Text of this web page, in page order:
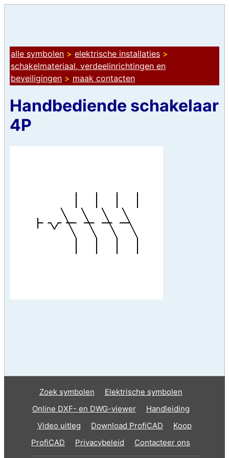
alle symbolen > elektrische installaties >
schakelmateriaal, verdeelinrichtingen en
beveiligingen > maak contacten
Handbediende schakelaar
4P
Zoek symbolen
Elektrische symbolen
Online DXF- en DWG-viewer
Handleiding
Video uitleg
Download ProfiCAD
Koop
ProfiCAD
Privacybeleid Contacteer ons